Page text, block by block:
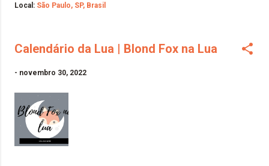
Local: São Paulo, SP, Brasil
Calendário da Lua | Blond Fox na Lua
- novembro 30, 2022